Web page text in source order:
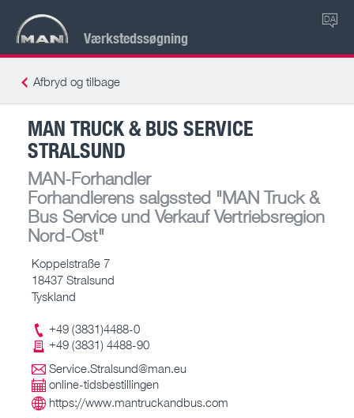
Værkstedssøgning
DA
Afbryd og tilbage
MAN TRUCK & BUS SERVICE
STRALSUND
MAN-Forhandler
Forhandlerens salgssted "MAN Truck &
Bus Service und Verkauf Vertriebsregion
Nord-Ost"
Koppelstraße 7
18437 Stralsund
Tyskland
+49 (3831)4488-0
+49 (3831) 4488-90
Service.Stralsund@man.eu
online-tidsbestillingen
https://www.mantruckandbus.com